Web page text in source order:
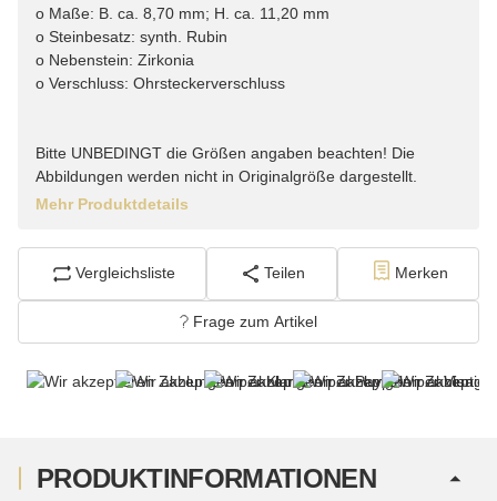
o Maße: B. ca. 8,70 mm; H. ca. 11,20 mm
o Steinbesatz: synth. Rubin
o Nebenstein: Zirkonia
o Verschluss: Ohrsteckerverschluss
Bitte UNBEDINGT die Größen angaben beachten! Die
Abbildungen werden nicht in Originalgröße dargestellt.
Mehr Produktdetails
Vergleichsliste Teilen Merken
Frage zum Artikel
PRODUKTINFORMATIONEN